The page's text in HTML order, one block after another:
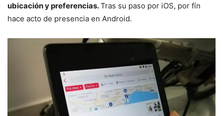
ubicación y preferencias.Tras su paso por iOS, por fín
hace acto de presencia en Android.